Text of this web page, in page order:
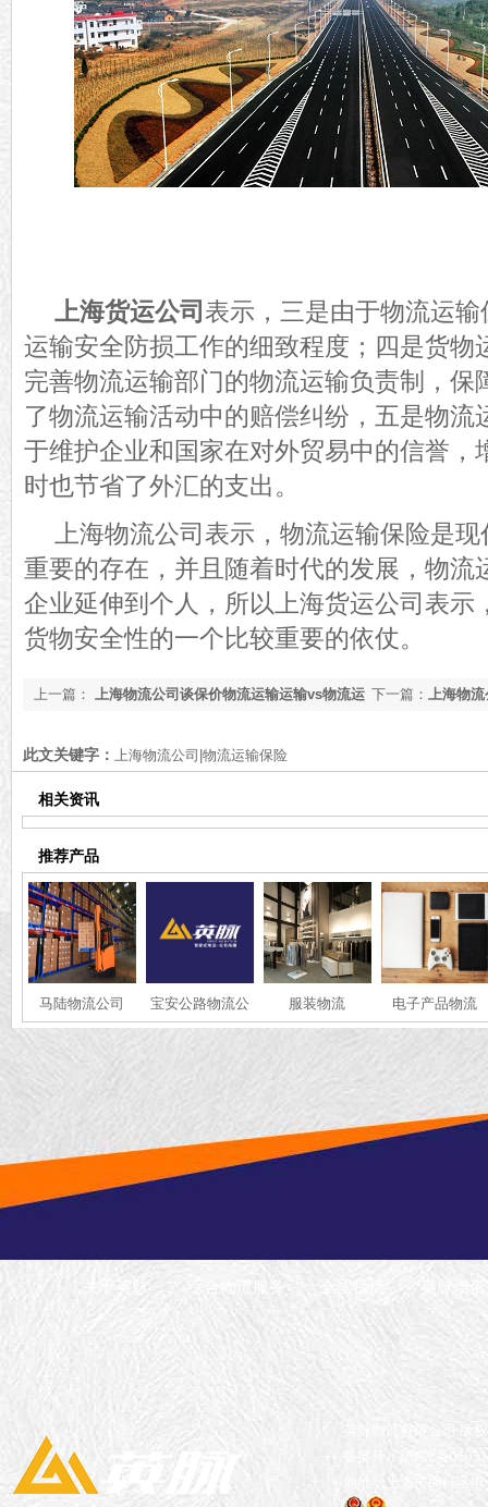
上海货运公司表示，三是由于物流运
运输安全防损工作的细致程度；四是货物
完善物流运输部门的物流运输负责制，保
了物流运输活动中的赔偿纠纷， 五是物流
于维护企业和国家在对外贸易中的信誉，
时也节省了外汇的支出。
上海物流公司表示，物流运输保险是
重要的存在，并且随着时代的发展，物流
企业延伸到个人，所以上海货运公司表示
货物安全性的一个比较重要的依仗。
下一篇： 上海物
上一篇： 上海物流公司谈保价物流运输运输vs物流运
此文关键字： 上海物流公司|物流运输保险
相关资讯
推荐产品
马陆物流公司
宝安公路物流公
司
服装物流 电子产品物流
综合物流服务
备案号：沪ICP备
地址：上海市闵行区